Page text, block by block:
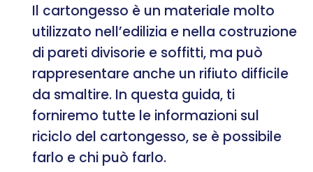
Il cartongesso è un materiale molto
utilizzato nell’edilizia e nella costruzione
di pareti divisorie e soffitti, ma può
rappresentare anche un rifiuto difficile
da smaltire. In questa guida, ti
forniremo tutte le informazioni sul
riciclo del cartongesso, se è possibile
farlo e chi può farlo.